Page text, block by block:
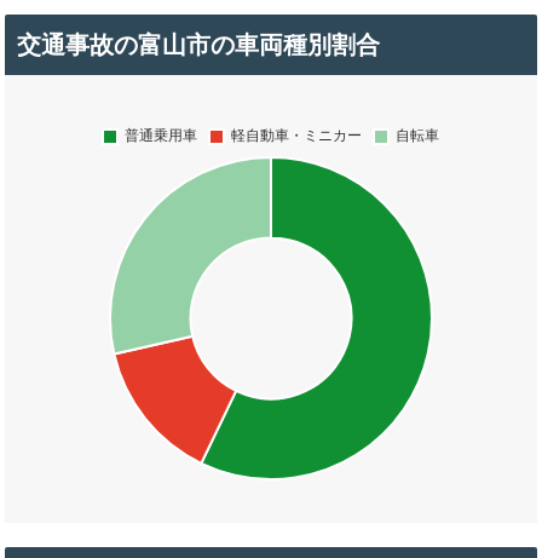
交通事故の富山市の車両種別割合